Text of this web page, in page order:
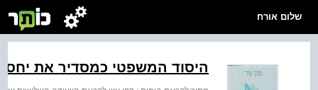
שלום אורח
היסוד המשפטי כמסדיר את יחסי